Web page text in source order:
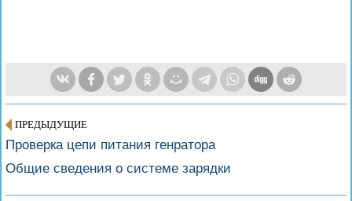
ПРЕДЫДУЩИЕ
Проверка цепи питания генратора
Общие сведения о системе зарядки